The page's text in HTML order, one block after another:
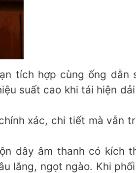
tích hợp cùng ống dẫn
suất cao khi tái hiện
xác, chi tiết mà vẫn
dây âm thanh có kích
lắng, ngọt ngào. Khi